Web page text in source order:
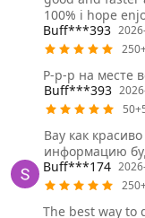
100% i hope
Buff***393
Р-р-р на
Buff***393
Вау как
информацию
Buff***174
The best way to